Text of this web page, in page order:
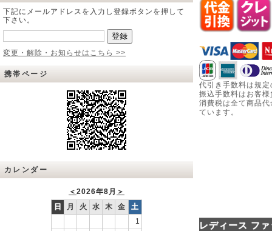
下記にメールアドレスを入力し登録ボタンを押して
下さい。
変更・解除・お知らせはこちら >>
携帯ページ
カレンダー
＜ 2026年8月 ＞
日
月 火 水 木 金
土
1
代引き手数料は規
振込手数料はお客
消費税は全て商品
ています。
レディース フ